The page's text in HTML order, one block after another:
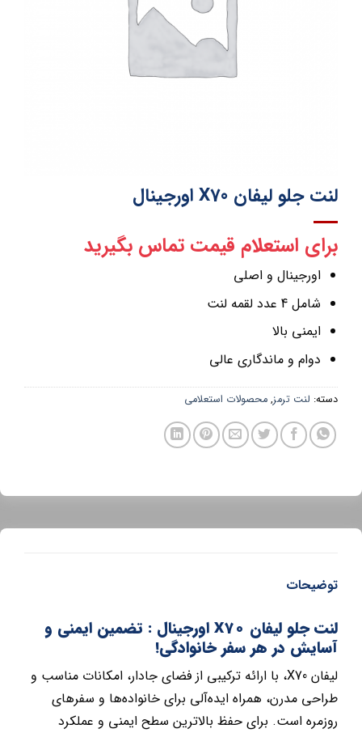
لنت جلو لیفان X70 اورجینال
برای استعلام قیمت تماس بگیرید
اورجینال و اصلی
شامل 4 عدد لقمه لنت
ایمنی بالا
دوام و ماندگاری عالی
دسته:لنت ترمز,محصولات استعلامی
توضیحات
لنت جلو لیفان X70 اورجینال : تضمین ایمنی و
آسایش در هر سفر خانوادگی!
لیفان X70، با ارائه ترکیبی از فضای جادار، امکانات مناسب و
طراحی مدرن، همراه ایده‌آلی برای خانواده‌ها و سفرهای
روزمره است. برای حفظ بالاترین سطح ایمنی و عملکرد